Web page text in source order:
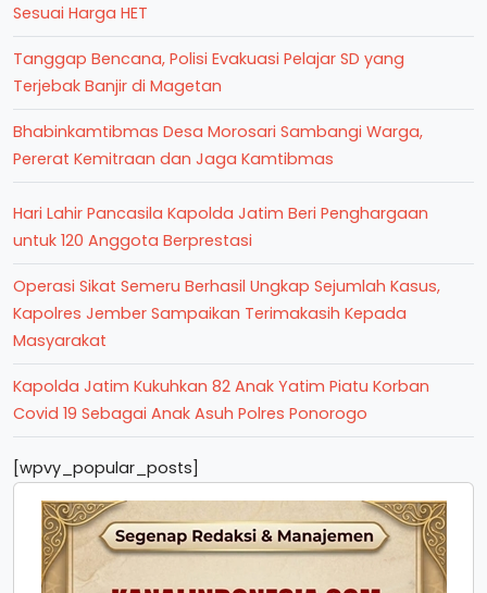
Sesuai Harga HET
Tanggap Bencana, Polisi Evakuasi Pelajar SD yang
Terjebak Banjir di Magetan
Bhabinkamtibmas Desa Morosari Sambangi Warga,
Pererat Kemitraan dan Jaga Kamtibmas
Hari Lahir Pancasila Kapolda Jatim Beri Penghargaan
untuk 120 Anggota Berprestasi
Operasi Sikat Semeru Berhasil Ungkap Sejumlah Kasus,
Kapolres Jember Sampaikan Terimakasih Kepada
Masyarakat
Kapolda Jatim Kukuhkan 82 Anak Yatim Piatu Korban
Covid 19 Sebagai Anak Asuh Polres Ponorogo
[wpvy_popular_posts]